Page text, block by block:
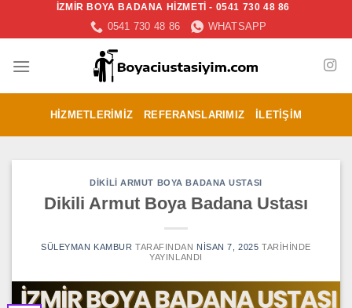
İZMİR BOYA BADANA HİZMETİ - 0541 730 48 86
0541 730 48 86 WHATSAPP
HIZMETLERIMIZ REFERANSLARIMIZ İLETIŞIM
DIKILI ARMUT BOYA BADANA USTASI
Dikili Armut Boya Badana Ustası
SÜLEYMAN KAMBUR TARAFINDAN NISAN 7, 2025 TARIHINDE
YAYINLANDI